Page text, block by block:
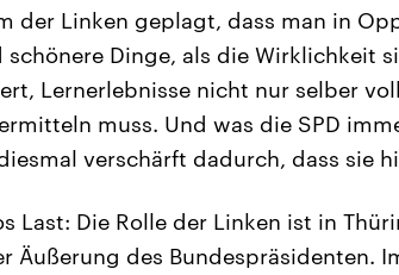
der Linken geplagt, dass man in
Dinge, als die Wirklichkeit
Lernerlebnisse nicht nur selber
muss. Und was die SPD
verschärft dadurch, dass sie
Last: Die Rolle der Linken ist in
Äußerung des Bundespräsidenten.